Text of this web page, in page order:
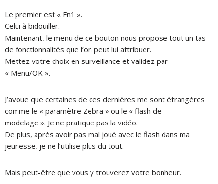
Le premier est « Fn1 ».
Celui à bidouiller.
Maintenant, le menu de ce bouton nous propose tout un tas
de fonctionnalités que l’on peut lui attribuer.
Mettez votre choix en surveillance et validez par
« Menu/OK ».
J’avoue que certaines de ces dernières me sont étrangères
comme le « paramètre Zebra » ou le « flash de
modelage ». Je ne pratique pas la vidéo.
De plus, après avoir pas mal joué avec le flash dans ma
jeunesse, je ne l’utilise plus du tout.
Mais peut-être que vous y trouverez votre bonheur.